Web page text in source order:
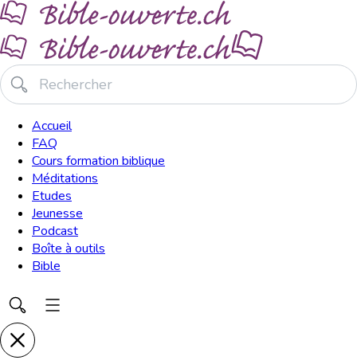
Accueil
FAQ
Cours formation biblique
Méditations
Etudes
Jeunesse
Podcast
Boîte à outils
Bible